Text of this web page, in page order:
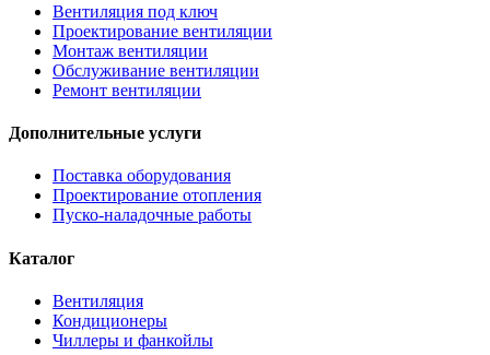
Вентиляция под ключ
Проектирование вентиляции
Монтаж вентиляции
Обслуживание вентиляции
Ремонт вентиляции
Дополнительные услуги
Поставка оборудования
Проектирование отопления
Пуско-наладочные работы
Каталог
Вентиляция
Кондиционеры
Чиллеры и фанкойлы